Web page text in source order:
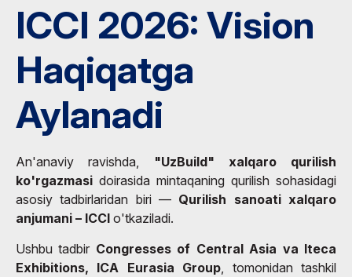
ICCI 2026: Vision
Haqiqatga
Aylanadi
An'anaviy ravishda,
"UzBuild" xalqaro qurilish
ko'rgazmasi doirasida mintaqaning qurilish sohasidagi
asosiy tadbirlaridan biri — Qurilish sanoati xalqaro
anjumani – ICCI o'tkaziladi.
Ushbu tadbir Congresses of Central Asia va Iteca
Exhibitions, ICA Eurasia Group , tomonidan tashkil